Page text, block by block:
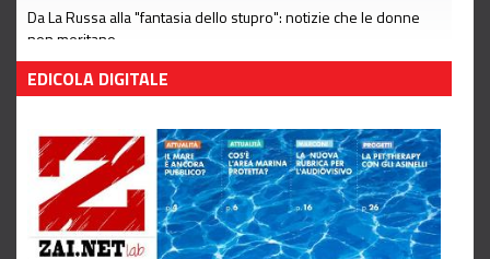
Da La Russa alla "fantasia dello stupro": notizie che le donne
non meritano
Leggi tutto
EDICOLA DIGITALE